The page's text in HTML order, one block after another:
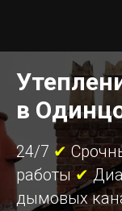
в
24/7 ✔
работы✔
дымовых